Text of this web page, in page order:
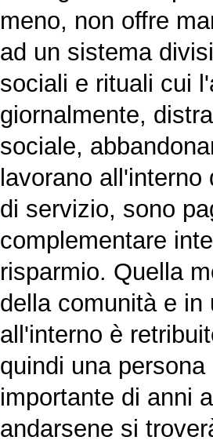
meno, non offre
ad un sistema
sociali e rituali cui
giornalmente,
sociale,
lavorano
di servizio, sono
complementare
risparmio. Quella
della comunità e
all'interno è
quindi una
importante di anni
andarsene si